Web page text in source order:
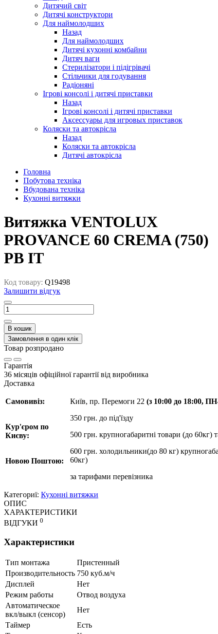
Дитячий світ
Дитячі конструктори
Для наймолодших
Назад
Для наймолодших
Дитячі кухонні комбайни
Дитяч ваги
Стерилізатори і підігрівачі
Стільчики для годування
Радіоняні
Ігрові консолі і дитячі приставки
Назад
Ігрові консолі і дитячі приставки
Аксессуары для игровых приставок
Коляски та автокрісла
Назад
Коляски та автокрісла
Дитячі автокрісла
Головна
Побутова техніка
Вбудована техніка
Кухонні витяжки
Витяжка VENTOLUX
PROVANCE 60 CREMA (750)
PB IT
Код товару: Q19498
Залишити відгук
В кошик
Замовлення в один клік
Товар розпродано
Гарантія
36 місяців офіційної гарантії від виробника
Доставка
Самовивіз:
Кур'єром по
Києву:
Новою Поштою:
Київ, пр. Перемоги 22 (з 10:00 до 18:00,
350 грн. до під'їзду
500 грн. крупногабаритні товари (до 60кг)
600 грн. холодильники(до 80 кг)
60кг)
за тарифами перевізника
Категориї: Кухонні витяжки
ОПИС
ХАРАКТЕРИСТИКИ
ВІДГУКИ 0
Характеристики
Тип монтажа
Пристенный
Производительность 750 куб.м/ч
Дисплей
Нет
Режим работы
Отвод воздуха
Автоматическое
вкл/выкл (сенсор)
Нет
Таймер
Есть